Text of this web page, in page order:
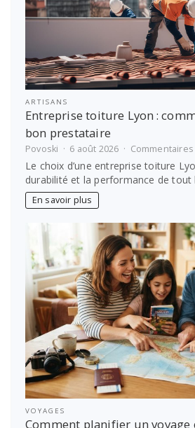
ARTISANS
Entreprise toiture Lyon :
bon prestataire
Povoski 6 août 2026
Le choix d’une entreprise toiture
durabilité et la performance de
En savoir plus
VOYAGES
Comment planifier un voyage